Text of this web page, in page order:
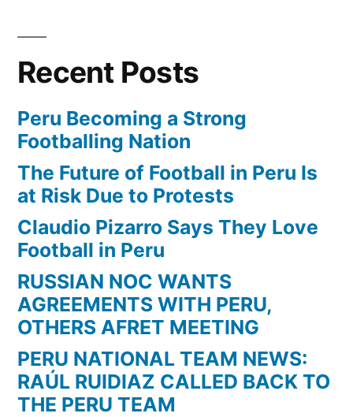
Recent Posts
Peru Becoming a Strong
Footballing Nation
The Future of Football in Peru Is
at Risk Due to Protests
Claudio Pizarro Says They Love
Football in Peru
RUSSIAN NOC WANTS
AGREEMENTS WITH PERU,
OTHERS AFRET MEETING
PERU NATIONAL TEAM NEWS:
RAÚL RUIDIAZ CALLED BACK TO
THE PERU TEAM